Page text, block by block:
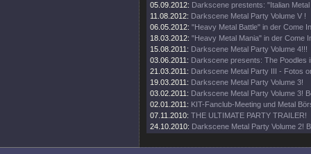
05.09.2012: Darkscene prestents: "Italian
11.08.2012: Darkscene Metal Party Volume V !
06.05.2012: "Heavy Metal Battle" in der Come
18.03.2012: "Heavy Metal Mania" in der Come
15.08.2011: Darkscene Metal Party Volume 4!!!
03.06.2011: Darkscene presents: The Poodles
21.03.2011: Darkscene Metal Party III - Fotos
19.03.2011: Darkscene Metal Party Volume 3!
03.02.2011: Darkscene Metal Party Volume 3!
02.01.2011: KIT-Fanclub-Meeting und Metal
07.11.2010: THE ULTIMATE PARTY TRAILER!
24.10.2010: Darkscene Metal Party Volume 2!